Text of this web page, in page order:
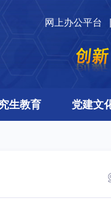
网上办公平台
生教育 党建文